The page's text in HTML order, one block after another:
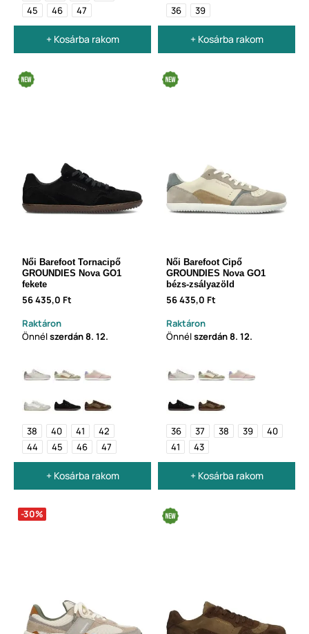
45
46 47
+ Kosárba rakom
36 39
+ Kosárba rakom
Női Barefoot Tornacipő
GROUNDIES Nova GO1
fekete
56 435,0 Ft
Raktáron
Önnélszerdán8. 12.
38 40 41
42
44
45 46 47
+ Kosárba rakom
Női Barefoot Cipő
GROUNDIES Nova GO1
bézs-zsályazöld
56 435,0 Ft
Raktáron
Önnélszerdán8. 12.
36 37 38 39
40
41
43
+ Kosárba rakom
-30%